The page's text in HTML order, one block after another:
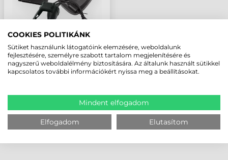
COOKIES POLITIKÁNK
Sütiket használunk látogatóink elemzésére, weboldalunk
fejlesztésére, személyre szabott tartalom megjelenítésére és
nagyszerű weboldalélmény biztosítására. Az általunk használt sütikkel
kapcsolatos további információkért nyissa meg a beállításokat.
Mindent elfogadom
Elfogadom Elutasítom